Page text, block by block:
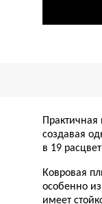
Практичная
создавая
в 19
Ковровая
особенно
имеет